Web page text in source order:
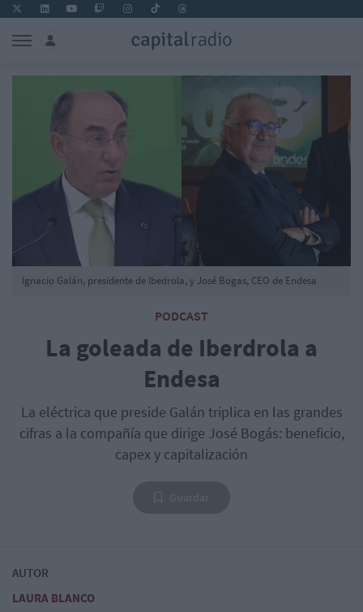
PODCAST
La goleada de Iberdrola a
Endesa
La eléctrica que preside Galán triplica en las grandes
cifras a la compañía que dirige José Bogás: beneficio,
capex y capitalización
Ignacio Galán, presidente de Ibedrola, y José Bogas, CEO de Endesa
AUTOR
LAURA BLANCO